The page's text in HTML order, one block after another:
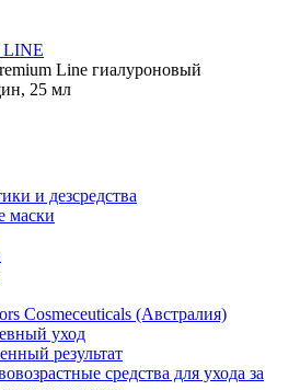
LINE
Line гиалуроновый
25 мл
и дезсредства
маски
Cosmeceuticals (Австралия)
уход
результат
средства для ухода за